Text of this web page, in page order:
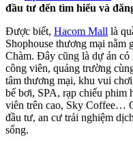
đầu tư đến tìm hiểu và
Được biết, Hacom Mall là
Shophouse thương mại nằm
Chàm. Đây cũng là dự án có
công viên, quảng trường
tâm thương mại, khu vui
bể bơi, SPA, rạp chiếu phim
viên trên cao, Sky Coffee…
đầu tư, an cư trải nghiệm
sống.